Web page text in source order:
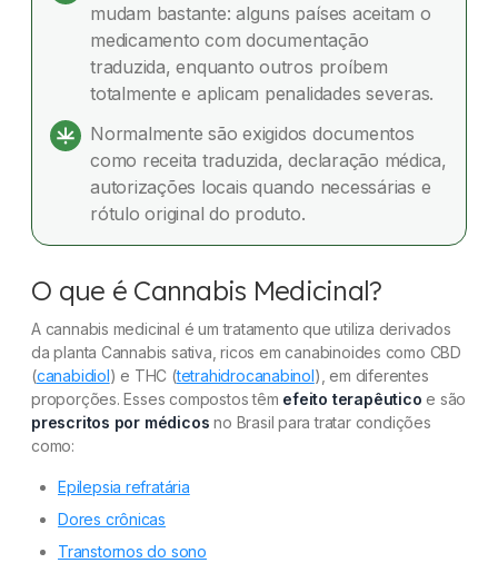
Cuidados no embarque e durante a viagem
Posso ser barrado na imigração?
Dúvidas frequentes
mudam bastante: alguns países aceitam o
medicamento com documentação
traduzida, enquanto outros proíbem
totalmente e aplicam penalidades severas.
Normalmente são exigidos documentos
como receita traduzida, declaração médica,
autorizações locais quando necessárias e
rótulo original do produto.
O que é Cannabis Medicinal?
A cannabis medicinal é um tratamento que utiliza derivados
da planta Cannabis sativa, ricos em canabinoides como CBD
(canabidiol) e THC (tetrahidrocanabinol), em diferentes
proporções. Esses compostos têm efeito terapêutico e são
prescritos por médicos no Brasil para tratar condições
como:
Epilepsia refratária
Dores crônicas
Transtornos do sono